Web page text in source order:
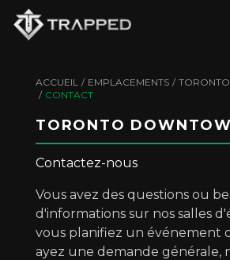
ACCUEIL / EMPLACEMENTS /
/ CONTACT
TORONTO
Contactez-nous
Vous avez des questions ou
d'informations sur nos salles
vous planifiez un événement
ayez une demande générale,